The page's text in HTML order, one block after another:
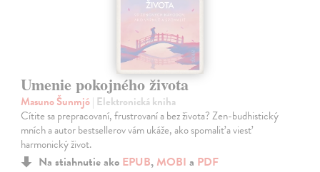
Umenie pokojného života
Masuno Šunmjó| Elektronická kniha
Cítite sa prepracovaní, frustrovaní a bez života? Zen-budhistický
mních a autor bestsellerov vám ukáže, ako spomaliť a viesť
harmonický život.
Na stiahnutie ako EPUB, MOBI a PDF